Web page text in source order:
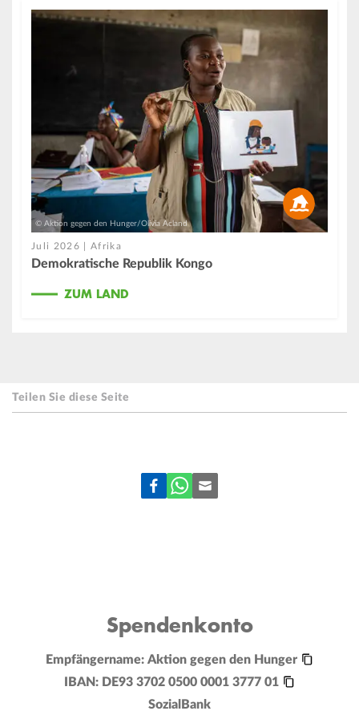
© Aktion gegen den Hunger/Olivia Acland
Juli 2026 | Afrika
Demokratische Republik Kongo
ZUM LAND
Teilen Sie diese Seite
Spendenkonto
Empfängername: Aktion gegen den Hunger
IBAN: DE93 3702 0500 0001 3777 01
SozialBank